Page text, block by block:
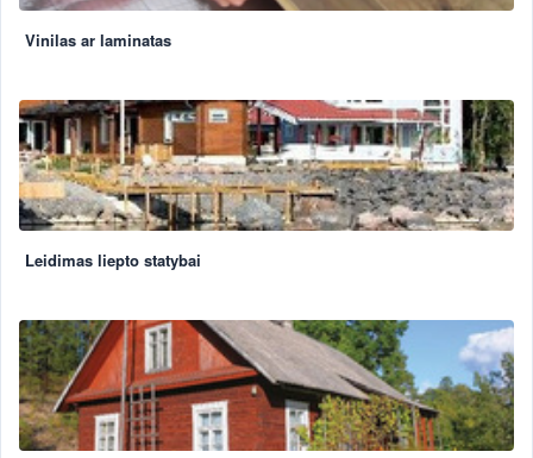
Vinilas ar laminatas
Leidimas liepto statybai